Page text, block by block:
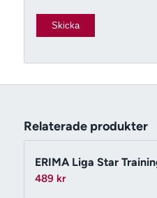
Relaterade produkter
ERIMA Liga Star
489 kr